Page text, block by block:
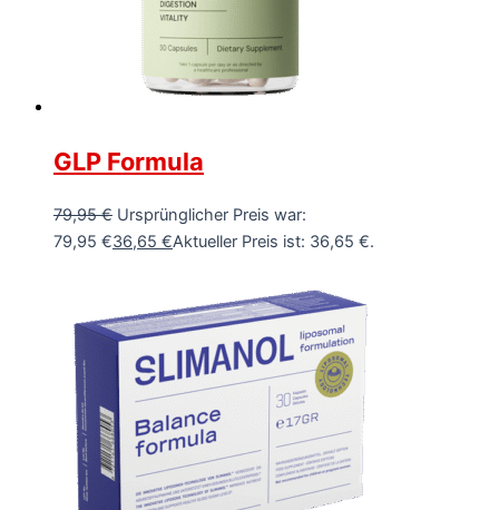
GLP Formula
79,95€ Ursprünglicher Preis war:
79,95 €36,65 €Aktueller Preis ist: 36,65 €.